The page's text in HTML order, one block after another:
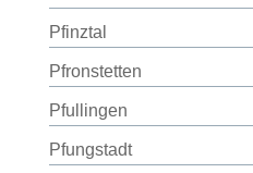
Pfinztal
Pfronstetten
Pfullingen
Pfungstadt